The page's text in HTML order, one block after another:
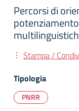
Percorsi di
Stampa /
Tipologia
PNRR